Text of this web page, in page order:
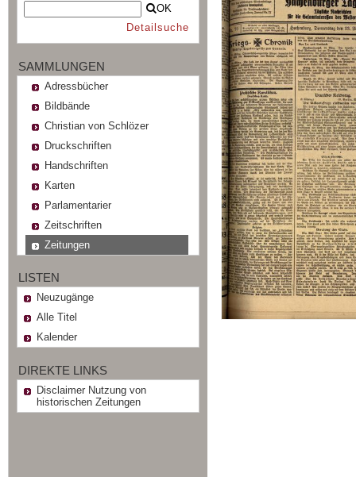
OK
Detailsuche
SAMMLUNGEN
Adressbücher
Bildbände
Christian von Schlözer
Druckschriften
Handschriften
Karten
Parlamentarier
Zeitschriften
Zeitungen
LISTEN
Neuzugänge
Alle Titel
Kalender
DIREKTE LINKS
Disclaimer Nutzung von
historischen Zeitungen